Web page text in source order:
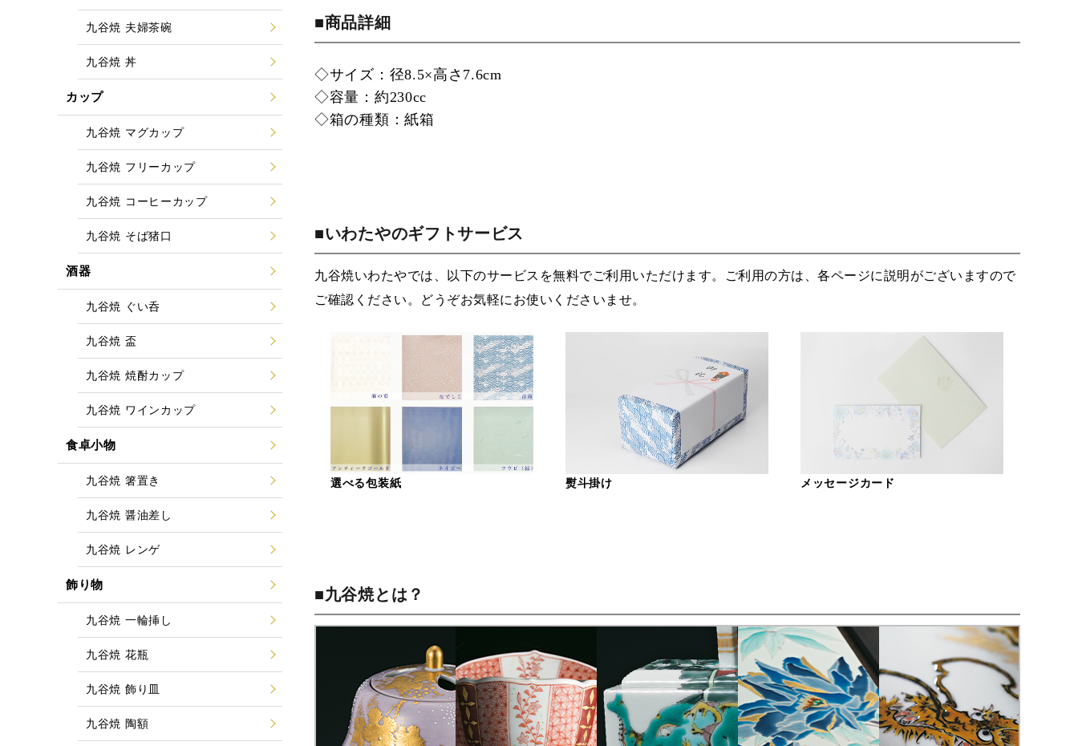
■商品詳細
◇サイズ：径8.5×高さ7.6cm
◇容量：約230cc
◇箱の種類：紙箱
■いわたやのギフトサービス
九谷焼いわたやでは、以下のサービスを無料でご利用いただけます。ご利用の方は、各ページに説明がございますので
ご確認ください。どうぞお気軽にお使いくださいませ。
選べる包装紙 熨斗掛け メッセージカード
■九谷焼とは？
九谷焼 夫婦茶碗
九谷焼 丼
カップ
九谷焼 マグカップ
九谷焼 フリーカップ
九谷焼 コーヒーカップ
九谷焼 そば猪口
酒器
九谷焼 ぐい呑
九谷焼 盃
九谷焼 焼酎カップ
九谷焼 ワインカップ
食卓小物
九谷焼 箸置き
九谷焼 醤油差し
九谷焼 レンゲ
飾り物
九谷焼 一輪挿し
九谷焼 花瓶
九谷焼 飾り皿
九谷焼 陶額